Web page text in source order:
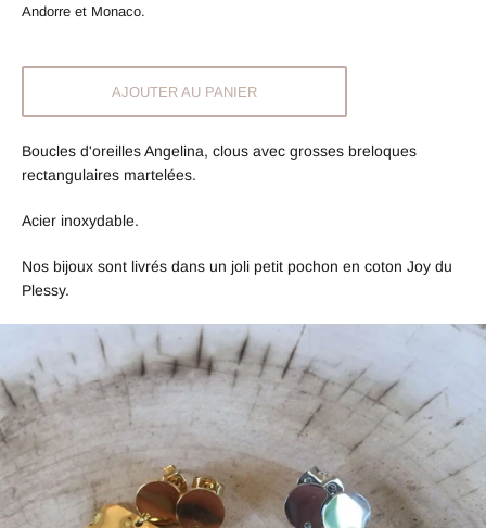
Andorre et Monaco.
AJOUTER AU PANIER
Boucles d'oreilles Angelina, clous avec grosses breloques
rectangulaires martelées.
Acier inoxydable.
Nos bijoux sont livrés dans un joli petit pochon en coton Joy du
Plessy.